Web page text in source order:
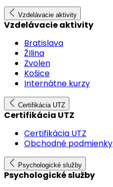
Vzdelávacie aktivity
Vzdelávacie aktivity
Bratislava
ŽIlina
Zvolen
Košice
Internátne kurzy
Certifikácia UTZ
Certifikácia UTZ
Certifikácia UTZ
Obchodné podmienky
Psychologické služby
Psychologické služby